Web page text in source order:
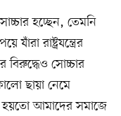
হচ্ছেন, তেমনি
যাঁরা রাষ্ট্রযন্ত্রের
বিরুদ্ধেও সোচ্চার
ছায়া নেমে
আমাদের সমাজে